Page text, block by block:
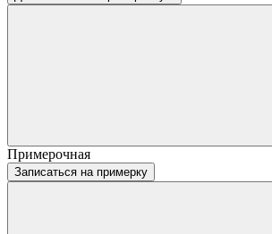
Примерочная
Записаться на примерку